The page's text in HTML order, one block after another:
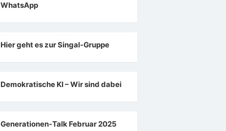
WhatsApp
Hier geht es zur Singal-Gruppe
Demokratische KI – Wir sind dabei
Generationen-Talk Februar 2025